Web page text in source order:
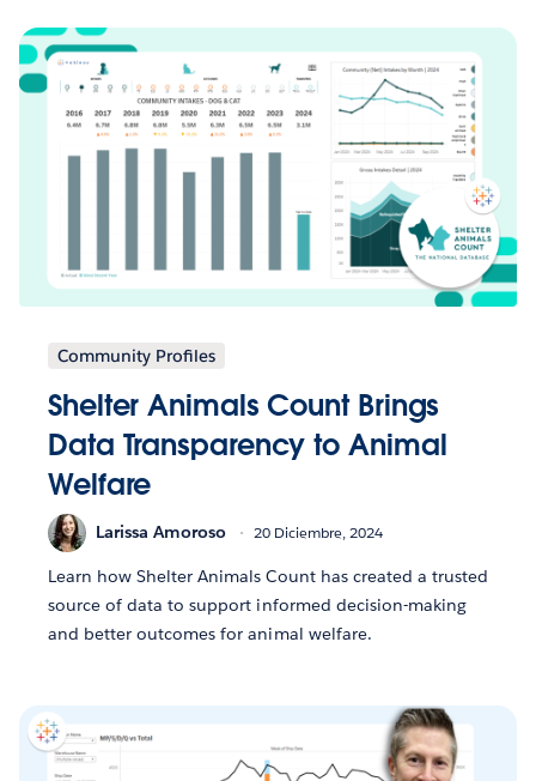
Community Profiles
Shelter Animals Count Brings
Data Transparency to Animal
Welfare
Larissa Amoroso 20 Diciembre, 2024
Learn how Shelter Animals Count has created a trusted
source of data to support informed decision-making
and better outcomes for animal welfare.